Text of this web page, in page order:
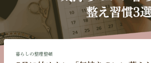
暮らしの整理整頓